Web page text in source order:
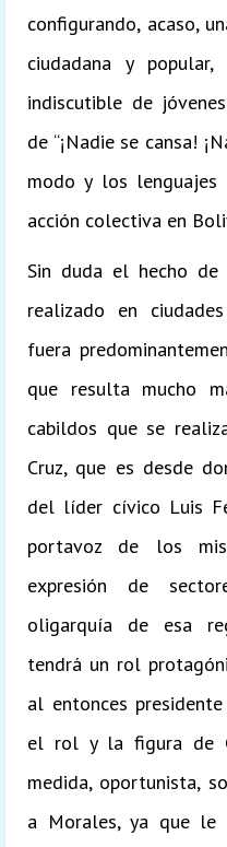
configurando, acaso,
ciudadana y
indiscutible de
de “¡Nadie se cansa!
modo y los
acción colectiva en
Sin duda el hecho
realizado en
fuera
que resulta mucho
cabildos que se
Cruz, que es desde
del líder cívico Luis
portavoz de los
expresión de
oligarquía de esa
tendrá un rol
al entonces
el rol y la figura de
medida, oportunista,
a Morales, ya que